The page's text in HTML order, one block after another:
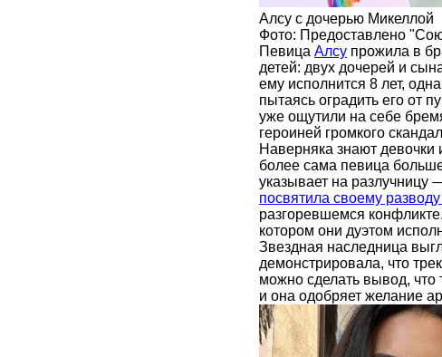
Алсу с дочерью Микеллой
Фото: Предоставлено
Певица Алсу прожила в
детей: двух дочерей и
ему исполнится 8 лет,
пытаясь оградить его от
уже ощутили на себе
героиней громкого
Наверняка знают
более сама певица
указывает на разлучницу
посвятила своему разводу
разгоревшемся
котором они дуэтом
Звездная наследница
демонстрировала, что
можно сделать вывод, что
и она одобряет желание